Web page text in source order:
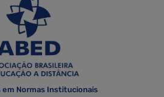
em Normas Institucionais